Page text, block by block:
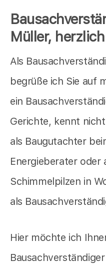
Müller,
Als
begrüße ich Sie auf
ein
Gerichte, kennt
als Baugutachter
Energieberater oder
Schimmelpilzen in
als
Hier möchte ich